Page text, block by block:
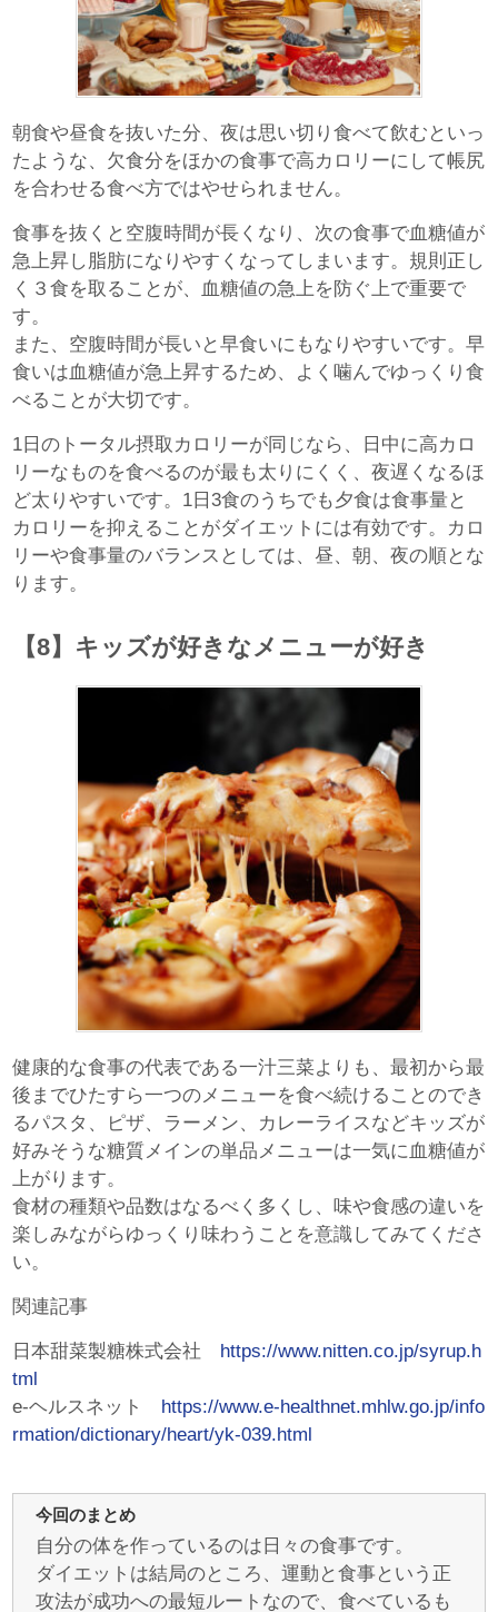
朝食や昼食を抜いた分、夜は思い切り食べて飲むといっ
たような、欠食分をほかの食事で高カロリーにして帳尻
を合わせる食べ方ではやせられません。
食事を抜くと空腹時間が長くなり、次の食事で血糖値が
急上昇し脂肪になりやすくなってしまいます。規則正し
く３食を取ることが、血糖値の急上を防ぐ上で重要で
す。
また、空腹時間が長いと早食いにもなりやすいです。早
食いは血糖値が急上昇するため、よく噛んでゆっくり食
べることが大切です。
1日のトータル摂取カロリーが同じなら、日中に高カロ
リーなものを食べるのが最も太りにくく、夜遅くなるほ
ど太りやすいです。1日3食のうちでも夕食は食事量と
カロリーを抑えることがダイエットには有効です。カロ
リーや食事量のバランスとしては、昼、朝、夜の順とな
ります。
【8】キッズが好きなメニューが好き
健康的な食事の代表である一汁三菜よりも、最初から最
後までひたすら一つのメニューを食べ続けることのでき
るパスタ、ピザ、ラーメン、カレーライスなどキッズが
好みそうな糖質メインの単品メニューは一気に血糖値が
上がります。
食材の種類や品数はなるべく多くし、味や食感の違いを
楽しみながらゆっくり味わうことを意識してみてくださ
い。
関連記事
日本甜菜製糖株式会社 https://www.nitten.co.jp/syrup.h
tml
e-ヘルスネット https://www.e-healthnet.mhlw.go.jp/info
rmation/dictionary/heart/yk-039.html
今回のまとめ
自分の体を作っているのは日々の食事です。
ダイエットは結局のところ、運動と食事という正
攻法が成功への最短ルートなので、食べているも